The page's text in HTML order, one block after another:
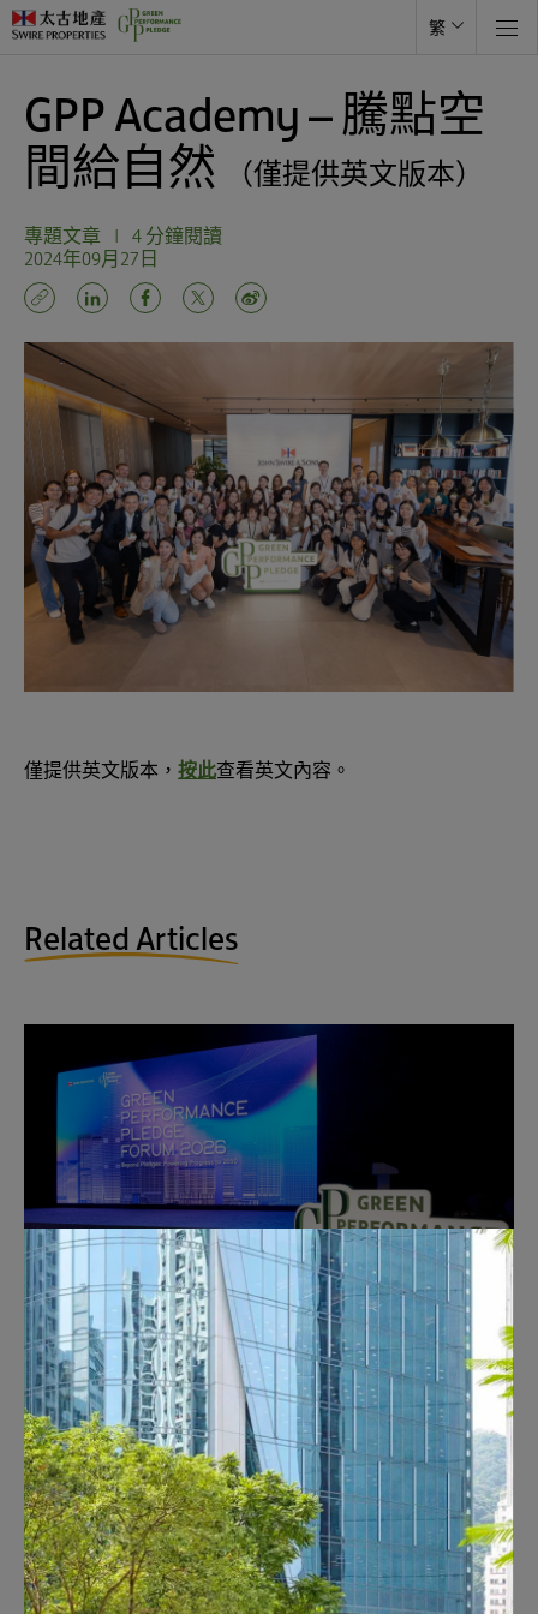
繁
GPP Academy – 騰點空
間給自然
（僅提供英文版本）
專題文章 |
4 分鐘閱讀
2024年09月27日
僅提供英文版本， 按此查看英文內容。
Related Articles
（僅提供
英文版本）